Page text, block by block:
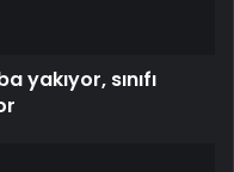
yakıyor, sınıfı